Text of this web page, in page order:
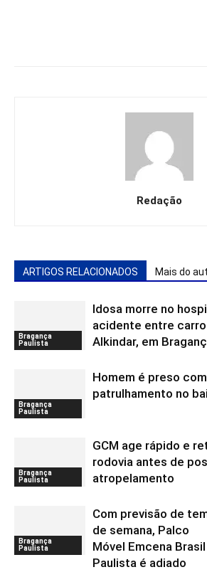
Redação
ARTIGOS RELACIONADOS Mais do
Bragança
Paulista
Idosa morre no
acidente entre
Alkindar, em
Bragança
Paulista
Homem é preso
patrulhamento no
Bragança
Paulista
GCM age rápido e
rodovia antes de
atropelamento
Bragança
Paulista
Com previsão de
de semana, Palco
Móvel Emcena
Paulista é adiado